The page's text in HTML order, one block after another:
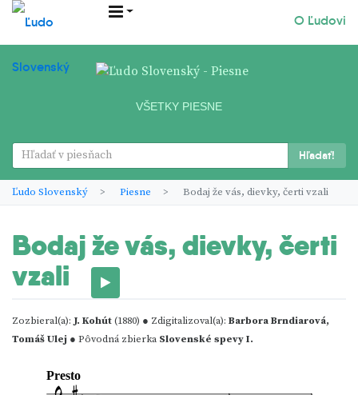
O Ľudovi
VŠETKY PIESNE
Hľadať!
Ľudo Slovenský Piesne Bodaj že vás, dievky, čerti vzali
Bodaj že vás, dievky, čerti
vzali
Zozbieral(a): J. Kohút(1880) ● Zdigitalizoval(a): Barbora Brndiarová,
Tomáš Ulej ● Pôvodná zbierka Slovenské spevy I.
Presto